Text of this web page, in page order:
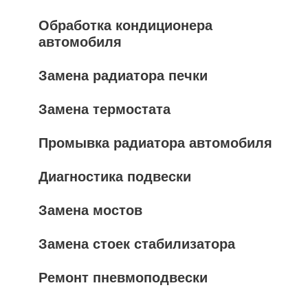
Обработка кондиционера
автомобиля
Замена радиатора печки
Замена термостата
Промывка радиатора автомобиля
Диагностика подвески
Замена мостов
Замена стоек стабилизатора
Ремонт пневмоподвески